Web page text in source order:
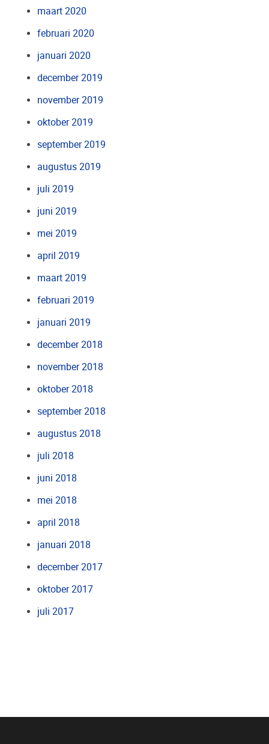
maart 2020
februari 2020
januari 2020
december 2019
november 2019
oktober 2019
september 2019
augustus 2019
juli 2019
juni 2019
mei 2019
april 2019
maart 2019
februari 2019
januari 2019
december 2018
november 2018
oktober 2018
september 2018
augustus 2018
juli 2018
juni 2018
mei 2018
april 2018
januari 2018
december 2017
oktober 2017
juli 2017